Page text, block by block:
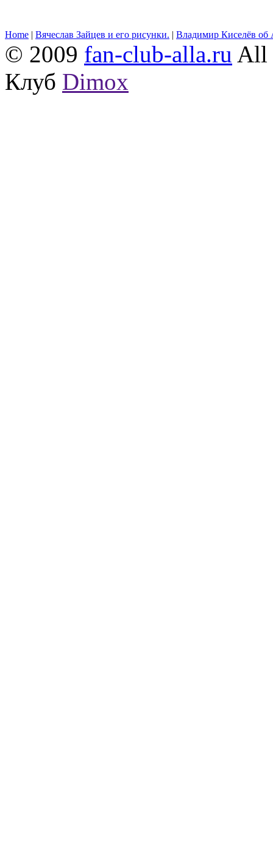
Home | Вячеслав Зайцев и его рисунки. | Владимир Киселёв об
© 2009 fan-club-alla.ru All
Клуб Dimox